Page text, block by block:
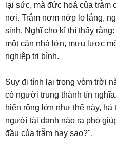
lại sức, mà đức hoá của trẫm
nơi. Trẫm nơm nớp lo lắng,
sinh. Nghĩ cho kĩ thì thấy
một căn nhà lớn, mưu lược
nghiệp trị bình.
Suy đi tính lại trong vòm trời
có người trung thành tín
hiến rộng lớn như thế này, há
người tài danh nào ra phò
đầu của trẫm hay sao?".